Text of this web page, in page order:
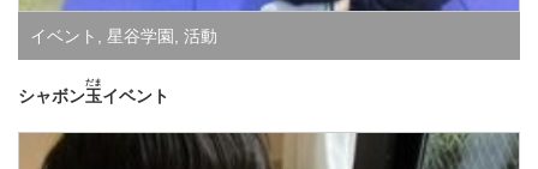
イベント 星谷学園 活動
シャボン玉
だま
イベント